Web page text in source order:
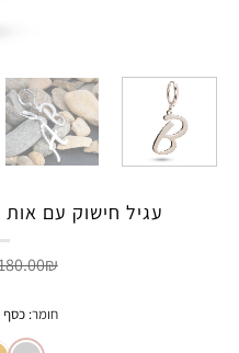
עגיל חישוק עם
₪
חומר:כסף